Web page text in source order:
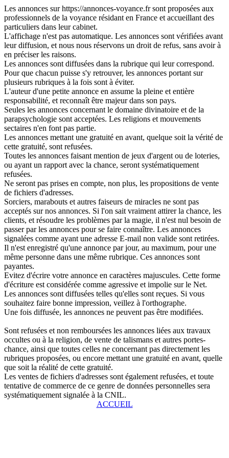
Les annonces sur https://annonces-voyance.fr sont proposées aux
professionnels de la voyance résidant en France et accueillant des
particuliers dans leur cabinet.
L'affichage n'est pas automatique. Les annonces sont vérifiées avant
leur diffusion, et nous nous réservons un droit de refus, sans avoir à
en préciser les raisons.
Les annonces sont diffusées dans la rubrique qui leur correspond.
Pour que chacun puisse s'y retrouver, les annonces portant sur
plusieurs rubriques à la fois sont à éviter.
L'auteur d'une petite annonce en assume la pleine et entière
responsabilité, et reconnaît être majeur dans son pays.
Seules les annonces concernant le domaine divinatoire et de la
parapsychologie sont acceptées. Les religions et mouvements
sectaires n'en font pas partie.
Les annonces mettant une gratuité en avant, quelque soit la vérité de
cette gratuité, sont refusées.
Toutes les annonces faisant mention de jeux d'argent ou de loteries,
ou ayant un rapport avec la chance, seront systématiquement
refusées.
Ne seront pas prises en compte, non plus, les propositions de vente
de fichiers d'adresses.
Sorciers, marabouts et autres faiseurs de miracles ne sont pas
acceptés sur nos annonces. Si l'on sait vraiment attirer la chance, les
clients, et résoudre les problèmes par la magie, il n'est nul besoin de
passer par les annonces pour se faire connaître. Les annonces
signalées comme ayant une adresse E-mail non valide sont retirées.
Il n'est enregistré qu'une annonce par jour, au maximum, pour une
même personne dans une même rubrique. Ces annonces sont
payantes.
Evitez d'écrire votre annonce en caractères majuscules. Cette forme
d'écriture est considérée comme agressive et impolie sur le Net.
Les annonces sont diffusées telles qu'elles sont reçues. Si vous
souhaitez faire bonne impression, veillez à l'orthographe.
Une fois diffusée, les annonces ne peuvent pas être modifiées.
Sont refusées et non remboursées les annonces liées aux travaux
occultes ou à la religion, de vente de talismans et autres portes-
chance, ainsi que toutes celles ne concernant pas directement les
rubriques proposées, ou encore mettant une gratuité en avant, quelle
que soit la réalité de cette gratuité.
Les ventes de fichiers d'adresses sont également refusées, et toute
tentative de commerce de ce genre de données personnelles sera
systématiquement signalée à la CNIL.
ACCUEIL